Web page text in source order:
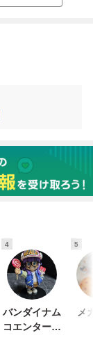
4
バンダイナム
コエンターテ
5
メ